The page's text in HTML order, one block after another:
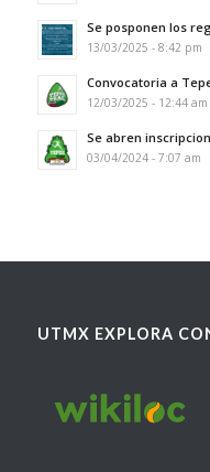
Se posponen los
13/03/2025 - 8:42 pm
Convocatoria a
12/03/2025 - 12:44 am
Se abren
03/04/2024 - 7:07 am
UTMX EXPLORA